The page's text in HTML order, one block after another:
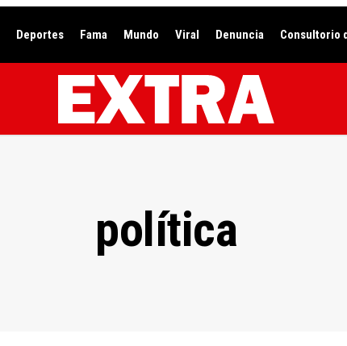
Deportes Fama Mundo Viral Denuncia Consultorio
política